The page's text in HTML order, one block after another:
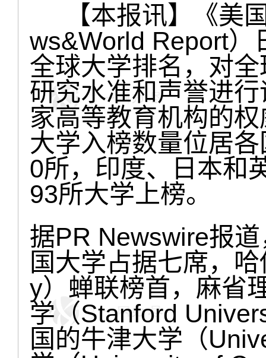
【本报讯】《美
ws&World Report）
全球大学排名，对
研究水准和声誉进
家高等教育机构的
大学入榜数量位居
0所，印度、日本和
93所大学上榜。
据PR Newswire报
国大学占据七席，
y）蝉联榜首，麻省
学（Stanford
国的牛津大学（